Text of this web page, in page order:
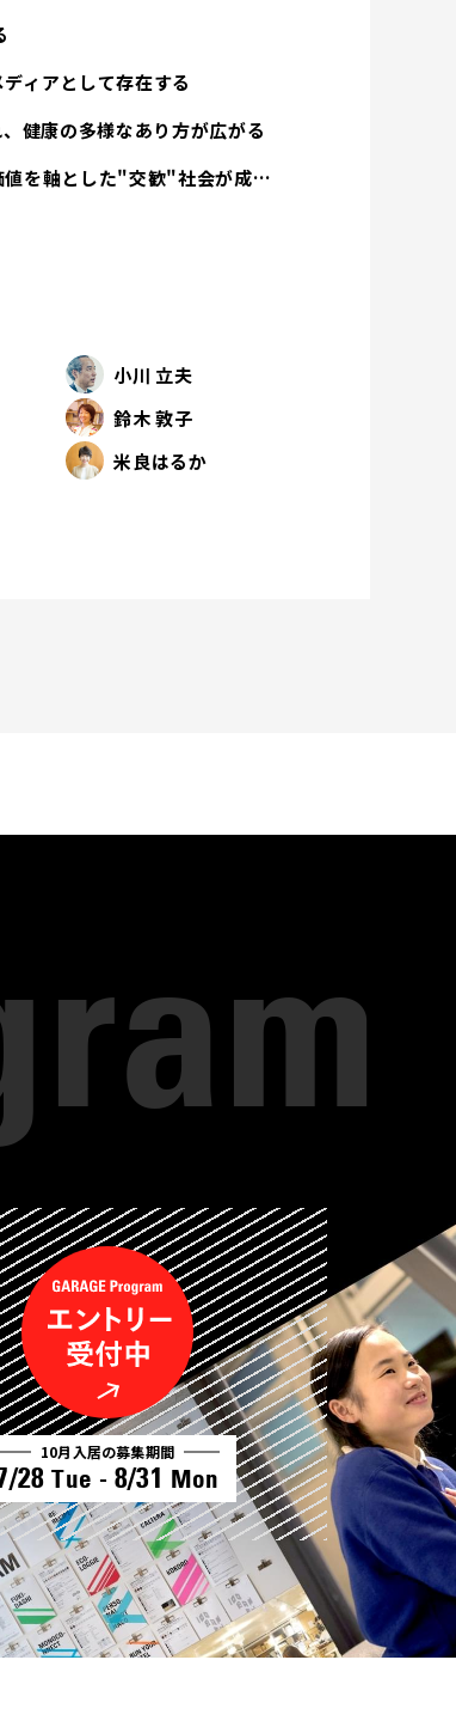
ィアとして存在する
健康の多様なあり方が広がる
経済活動は人間性を取り戻し、価値を軸とした"交歓"社会が成立する
小川 立夫
鈴木 敦子
米良はるか
10月入居の募集期間
28 Tue - 8/31 Mon